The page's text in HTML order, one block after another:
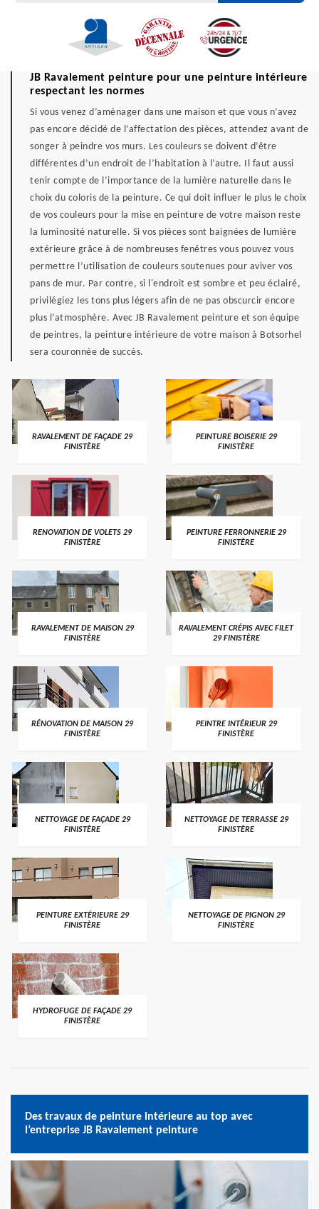
JB Ravalement peinture pour une peinture intérieure
respectant les normes
Si vous venez d’aménager dans une maison et que vous n’avez
pas encore décidé de l’affectation des pièces, attendez avant de
songer à peindre vos murs. Les couleurs se doivent d’être
différentes d’un endroit de l’habitation à l’autre. Il faut aussi
tenir compte de l’importance de la lumière naturelle dans le
choix du coloris de la peinture. Ce qui doit influer le plus le choix
de vos couleurs pour la mise en peinture de votre maison reste
la luminosité naturelle. Si vos pièces sont baignées de lumière
extérieure grâce à de nombreuses fenêtres vous pouvez vous
permettre l’utilisation de couleurs soutenues pour aviver vos
pans de mur. Par contre, si l'endroit est sombre et peu éclairé,
privilégiez les tons plus légers afin de ne pas obscurcir encore
plus l’atmosphère. Avec JB Ravalement peinture et son équipe
de peintres, la peinture intérieure de votre maison à Botsorhel
sera couronnée de succès.
RAVALEMENT DE FAÇADE 29
FINISTÈRE
PEINTURE BOISERIE 29
FINISTÈRE
RENOVATION DE VOLETS 29
FINISTÈRE
PEINTURE FERRONNERIE 29
FINISTÈRE
RAVALEMENT DE MAISON 29
FINISTÈRE
RAVALEMENT CRÉPIS AVEC FILET
29 FINISTÈRE
RÉNOVATION DE MAISON 29
FINISTÈRE
PEINTRE INTÉRIEUR 29
FINISTÈRE
NETTOYAGE DE FAÇADE 29
FINISTÈRE
NETTOYAGE DE TERRASSE 29
FINISTÈRE
PEINTURE EXTÉRIEURE 29
FINISTÈRE
NETTOYAGE DE PIGNON 29
FINISTÈRE
HYDROFUGE DE FAÇADE 29
FINISTÈRE
Des travaux de peinture intérieure au top avec
l’entreprise JB Ravalement peinture